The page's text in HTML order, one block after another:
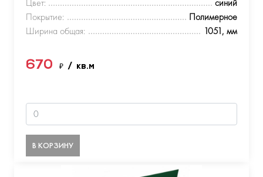
Цвет:
синий
Покрытие:
Полимерное
Ширина общая:
1051, мм
670 ₽ / кв.м
В КОРЗИНУ